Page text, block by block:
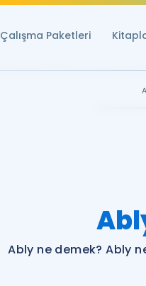
Çalışma Paketleri
Ably ne demek? Ably